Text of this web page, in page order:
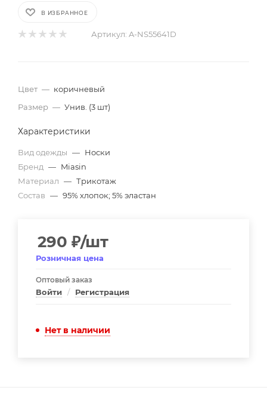
В ИЗБРАННОЕ
Артикул: A-NS55641D
Цвет — коричневый
Размер — Унив. (3 шт)
Характеристики
Вид одежды — Носки
Бренд — Miasin
Материал — Трикотаж
Состав — 95% хлопок; 5% эластан
290 ₽/шт
Розничная цена
Оптовый заказ
Войти / Регистрация
Нет в наличии